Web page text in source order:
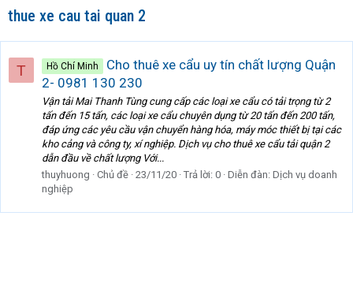
thue xe cau tai quan 2
T Hồ Chí Minh
Cho thuê xe cẩu uy tín chất lượng Quận
2- 0981 130 230
Vận tải Mai Thanh Tùng cung cấp các loại xe cẩu có tải trọng từ 2
tấn đến 15 tấn, các loại xe cẩu chuyên dụng từ 20 tấn đến 200 tấn,
đáp ứng các yêu cầu vận chuyển hàng hóa, máy móc thiết bị tại các
kho cảng và công ty, xí nghiệp. Dịch vụ cho thuê xe cẩu tải quận 2
dẫn đầu về chất lượng Với...
thuyhuong
Chủ đề 23/11/20 Trả lời: 0 Diễn đàn: Dịch vụ doanh
nghiệp